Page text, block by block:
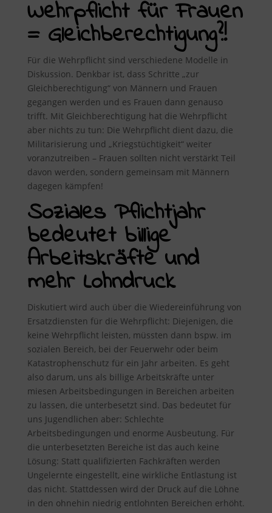
Wehrpflicht für Frauen
= Gleichberechtigung?!
Für die Wehrpflicht sind verschiedene Modelle in
Diskussion. Denkbar ist, dass Schritte „zur
Gleichberechtigung“ von Männern und Frauen
gegangen werden und es Frauen dann genauso
trifft. Mit Gleichberechtigung hat die Wehrpflicht
aber nichts zu tun: Die Wehrpflicht dient dazu, die
Militarisierung und „Kriegstüchtigkeit“ weiter
voranzutreiben – Frauen sollten nicht verstärkt Teil
davon werden, sondern gemeinsam mit Männern
dagegen kämpfen!
Soziales Pflichtjahr
bedeutet billige
Arbeitskräfte und
mehr Lohndruck
Diskutiert wird auch über die Wiedereinführung von
Ersatzdiensten für die Wehrpflicht: Diejenigen, die
keine Wehrpflicht leisten, müssten dann bspw. im
sozialen Bereich, bei der Feuerwehr oder beim
Katastrophenschutz für ein Jahr arbeiten. Es geht
also darum, uns als billige Arbeitskräfte unter
miesen Arbeitsbedingungen in Bereichen arbeiten
zu lassen, die unterbesetzt sind. Das bedeutet für
uns Jugendlichen aber: Schlechte
Arbeitsbedingungen und enorme Ausbeutung. Für
die unterbesetzten Bereiche ist das auch keine
Lösung: Statt qualifizierten Fachkräften werden
Ungelernte eingestellt, eine wirkliche Entlastung ist
das nicht. Stattdessen wird der Druck auf die Löhne
in den ohnehin niedrig entlohnten Bereichen erhöht.